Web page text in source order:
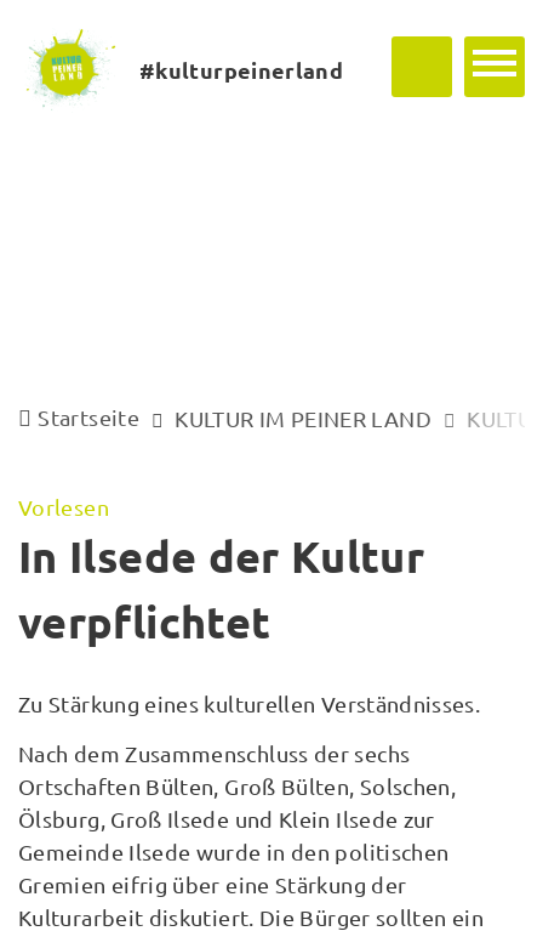
#kulturpeinerland
Startseite KULTUR IM PEINER LAND
Vorlesen
In Ilsede der Kultur
verpflichtet
Zu Stärkung eines kulturellen Verständnisses.
Nach dem Zusammenschluss der sechs
Ortschaften Bülten, Groß Bülten, Solschen,
Ölsburg, Groß Ilsede und Klein Ilsede zur
Gemeinde Ilsede wurde in den politischen
Gremien eifrig über eine Stärkung der
Kulturarbeit diskutiert. Die Bürger sollten ein